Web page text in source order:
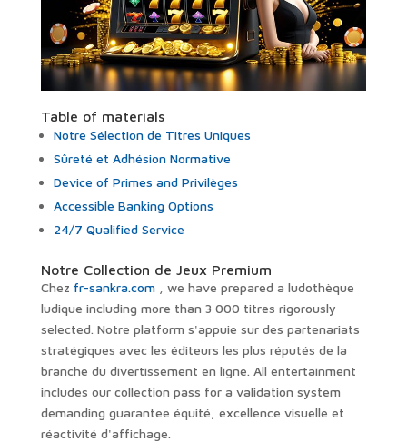
Table of materials
Notre Sélection de Titres Uniques
Sûreté et Adhésion Normative
Device of Primes and Privilèges
Accessible Banking Options
24/7 Qualified Service
Notre Collection de Jeux Premium
Chez fr-sankra.com, we have prepared a ludothèque
ludique including more than 3 000 titres rigorously
selected. Notre platform s'appuie sur des partenariats
stratégiques avec les éditeurs les plus réputés de la
branche du divertissement en ligne. All entertainment
includes our collection pass for a validation system
demanding guarantee équité, excellence visuelle et
réactivité d'affichage.